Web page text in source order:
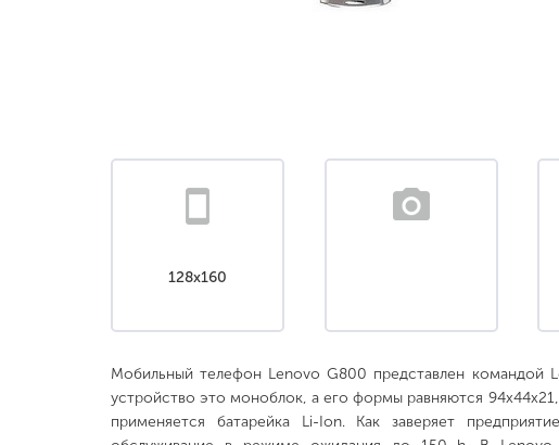
128x160
Мобильный телефон Lenovo G800 представлен командой
устройство это моноблок, а его формы равняются
применяется батарейка Li-Ion. Как заверяет